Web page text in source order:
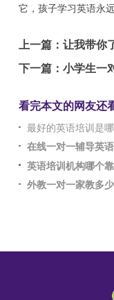
它，孩子学习英语永
上一篇：
下一篇：小学生一
看完本文的网友还
最好的英语培训是
在线一对一辅导英
英语培训机构哪个
外教一对一家教多